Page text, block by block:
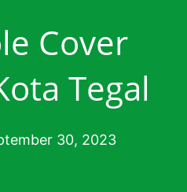
Cover
Tegal
30, 2023